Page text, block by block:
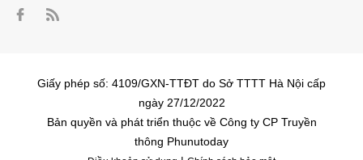
Giấy phép số: 4109/GXN-TTĐT do Sở TTTT Hà Nội cấp
ngày 27/12/2022
Bản quyền và phát triển thuộc về Công ty CP Truyền
thông Phunutoday